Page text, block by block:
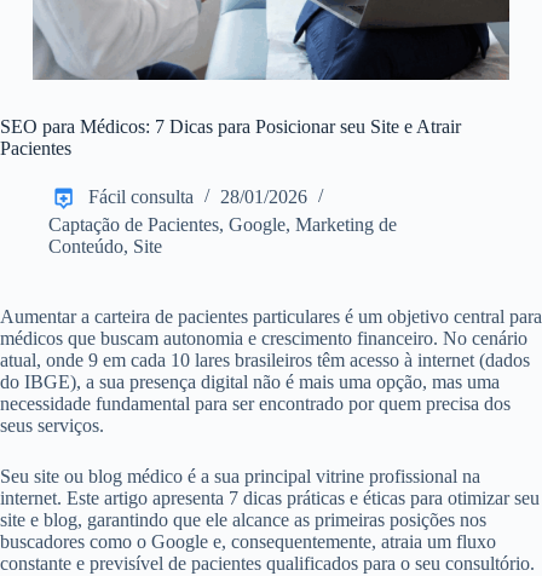
SEO para Médicos: 7 Dicas para Posicionar seu Site e Atrair
Pacientes
Fácil consulta
28/01/2026
Captação de Pacientes, Google, Marketing de
Conteúdo, Site
Aumentar a carteira de pacientes particulares é um objetivo central para
médicos que buscam autonomia e crescimento financeiro. No cenário
atual, onde 9 em cada 10 lares brasileiros têm acesso à internet (dados
do IBGE), a sua presença digital não é mais uma opção, mas uma
necessidade fundamental para ser encontrado por quem precisa dos
seus serviços.
Seu site ou blog médico é a sua principal vitrine profissional na
internet. Este artigo apresenta 7 dicas práticas e éticas para otimizar seu
site e blog, garantindo que ele alcance as primeiras posições nos
buscadores como o Google e, consequentemente, atraia um fluxo
constante e previsível de pacientes qualificados para o seu consultório.